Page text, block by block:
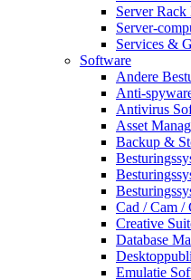
Server
Server-
Services &
Software
Andere
Anti-
Antivirus
Asset
Backup &
Cad / Cam /
Creative
Database
Emulatie